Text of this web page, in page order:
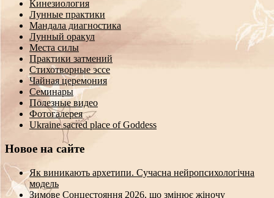
Кинезиология
Лунные практики
Мандала диагностика
Лунный оракул
Места силы
Практики затмений
Стихотворные эссе
Чайная церемония
Семинары
Полезные видео
Фотогалерея
Ukraine sacred place of Goddess
Новое на сайте
Як виникають архетипи. Сучасна нейропсихологічна
модель
Зимове Сонцестояння 2026, що змінює жіночу